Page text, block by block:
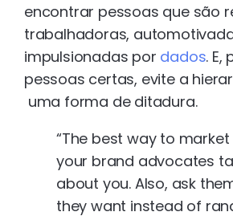
encontrar pessoas que são
trabalhadoras,
impulsionadas por dados. E,
pessoas certas, evite a
uma forma de ditadura.
“The best way to
your brand advocates
about you. Also, ask
they want instead of